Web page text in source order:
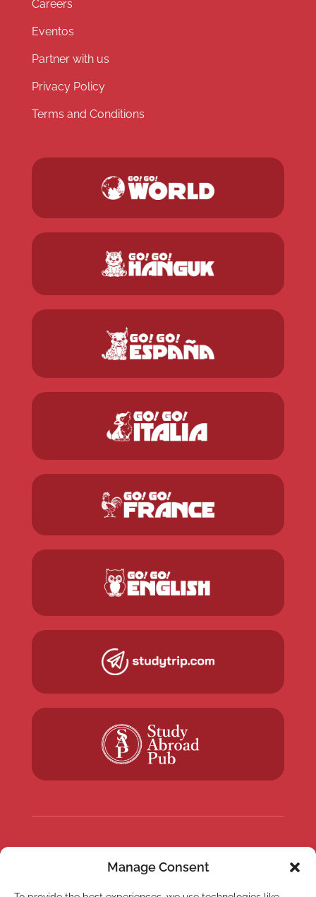
Manage Consent
Careers
Eventos
Partner with us
Privacy Policy
Terms and Conditions
Suscríbete a nuestra